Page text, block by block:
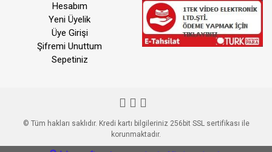
Kurye İle Teslimat(Sadece İstanbul)
Kurye ile teslimat sadece İstanbul ili ve motor
ile taşınabilir ürünler için geçerlidir. Teslimat
ücreti 200 TL dir.
teslimat yapılamamaktadır.
Hesabım
Yeni Üyelik
Üye Girişi
Şifremi Unuttum
Sepetiniz
© Tüm hakları saklıdır. Kredi kartı bilgileriniz 256bit SSL sertifikası ile
korunmaktadır.